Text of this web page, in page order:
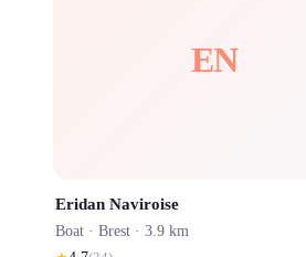
EN
Eridan Naviroise
Boat · Brest · 3.9 km